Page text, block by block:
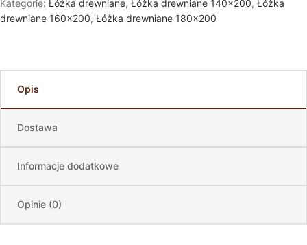
Kategorie: Łóżka drewniane, Łóżka drewniane 140x200, Łóżka
drewniane 160x200, Łóżka drewniane 180x200
Opis
Dostawa
Informacje dodatkowe
Opinie (0)